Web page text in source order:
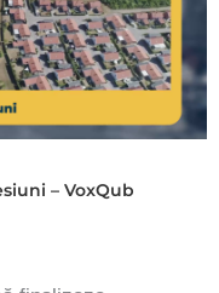
– VoxQub